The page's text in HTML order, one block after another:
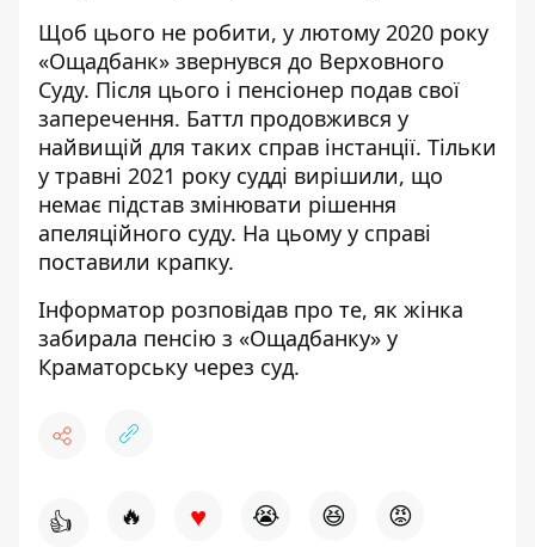
Щоб цього не робити, у лютому 2020 року
«Ощадбанк» звернувся до Верховного
Суду. Після цього і пенсіонер подав свої
заперечення. Баттл продовжився у
найвищій для таких справ інстанції. Тільки
у травні 2021 року судді вирішили, що
немає підстав змінювати рішення
апеляційного суду. На цьому у справі
поставили крапку.
Інформатор розповідав про те, як жінка
забирала пенсію з «Ощадбанку» у
Краматорську через суд.
👍 🔥 ♥ 😭 😆 😡